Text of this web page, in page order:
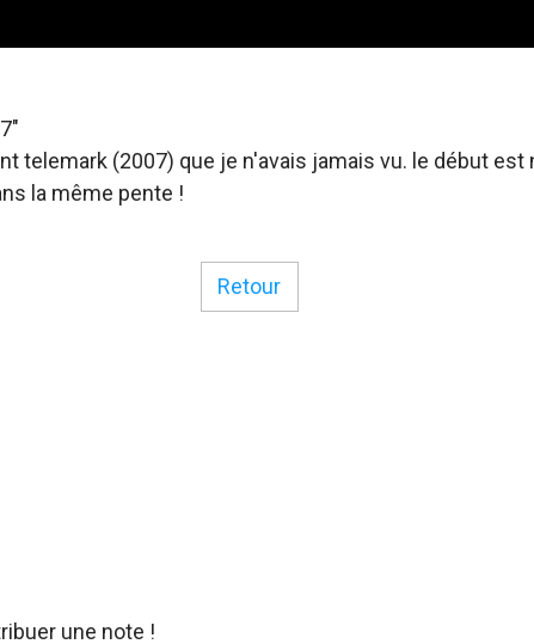
telemark (2007) que je n'avais jamais vu. le début est
la même pente !
Retour
une note !